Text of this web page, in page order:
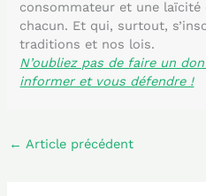
consommateur et une
chacun. Et qui, surtout,
traditions et nos lois.
N’oubliez pas de faire un
informer et vous défendre !
← Article précédent